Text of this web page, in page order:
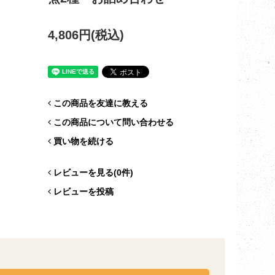
4,806円(税込)
この商品を友達に教える
この商品について問い合わせる
買い物を続ける
レビューを見る(0件)
レビューを投稿